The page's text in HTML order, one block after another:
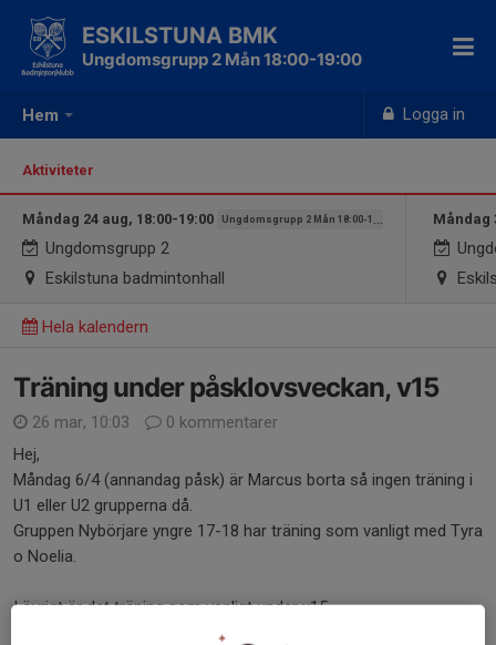
Hem Logga in
ESKILSTUNA BMK
Ungdomsgrupp 2 Mån 18:00-19:00
Aktiviteter
Måndag 24 aug, 18:00-19:00 Ungdomsgrupp 2 Mån 18:00-19:00
Ungdomsgrupp 2
Eskilstuna badmintonhall
Måndag
Hela kalendern
Träning under påsklovsveckan, v15
26 mar, 10:03
0 kommentarer
Hej,
Måndag 6/4 (annandag påsk) är Marcus borta så ingen träning i
U1 eller U2 grupperna då.
Gruppen Nybörjare yngre 17-18 har träning som vanligt med Tyra
o Noelia.
I övrigt är det träning som vanligt under v15.